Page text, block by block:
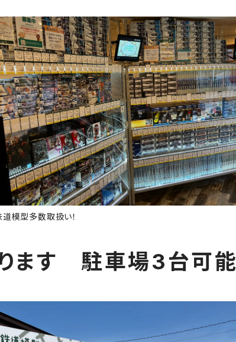
道模型多数取扱い！
ます 駐車場3台可能